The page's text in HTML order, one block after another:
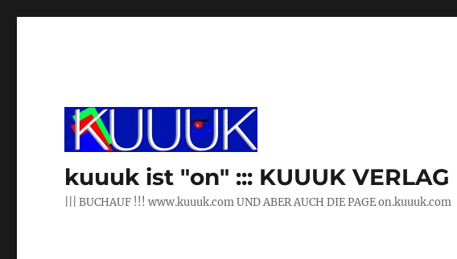
kuuuk ist "on" ::: KUUUK
||| BUCHAUF !!! www.kuuuk.com UND ABER AUCH DIE PAGE on.kuuuk.com